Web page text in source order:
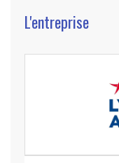
L'entreprise